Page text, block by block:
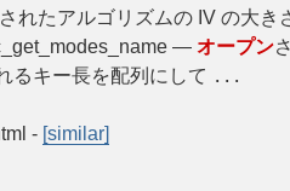
されたアルゴリズムの IV の大き
— オープン
るキー長を配列にして ...
- [similar]